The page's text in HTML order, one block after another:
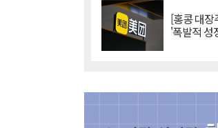
[홍콩 대
'폭발적 성